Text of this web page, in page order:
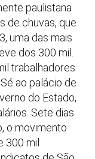
paulistana
de chuvas, que
uma das mais
dos 300 mil.
trabalhadores
ao palácio de
do Estado,
Sete dias
o movimento
300 mil